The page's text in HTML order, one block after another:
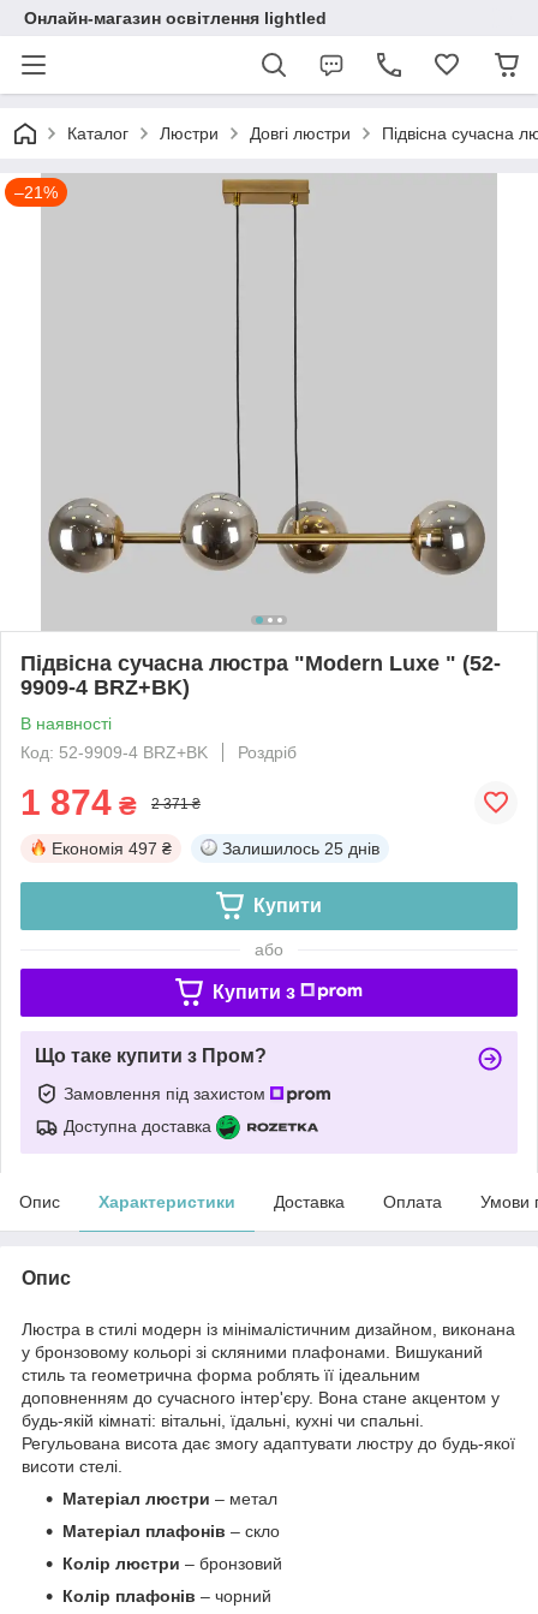
Онлайн-магазин освітлення lightled
Каталог Люстри Довгі люстри Підвісна сучасна
–21%
Підвісна сучасна люстра "Modern Luxe " (52-
9909-4 BRZ+BK)
В наявності
Код: 52-9909-4 BRZ+BK
Роздріб
1 874 ₴ 2 371 ₴
Економія 497 ₴ Залишилось 25 днів
Купити
або
Купити з
Що таке купити з Пром?
Замовлення під захистом
Доступна доставка
Опис Характеристики Доставка Оплата Умови
Опис
Люстра в стилі модерн із мінімалістичним дизайном, виконана
у бронзовому кольорі зі скляними плафонами. Вишуканий
стиль та геометрична форма роблять її ідеальним
доповненням до сучасного інтер'єру. Вона стане акцентом у
будь-якій кімнаті: вітальні, їдальні, кухні чи спальні.
Регульована висота дає змогу адаптувати люстру до будь-якої
висоти стелі.
Матеріал люстри – метал
Матеріал плафонів – скло
Колір люстри – бронзовий
Колір плафонів – чорний